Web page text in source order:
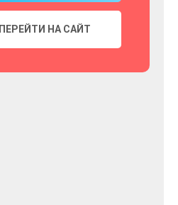
ПЕРЕЙТИ НА САЙТ